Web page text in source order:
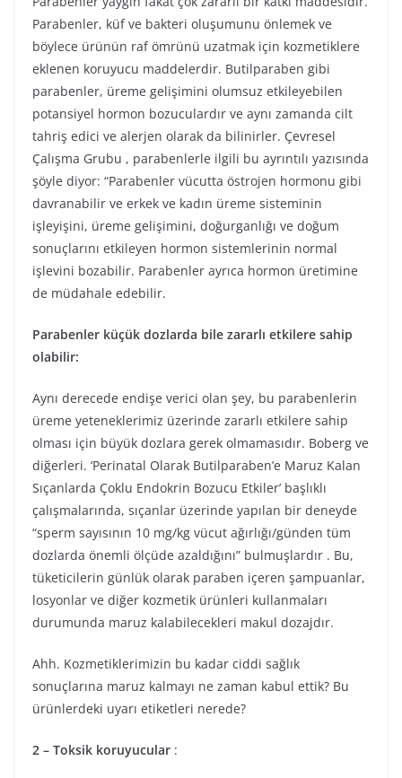
Parabenler, küf ve bakteri oluşumunu önlemek ve
böylece ürünün raf ömrünü uzatmak için kozmetiklere
eklenen koruyucu maddelerdir. Butilparaben gibi
parabenler, üreme gelişimini olumsuz etkileyebilen
potansiyel hormon bozuculardır ve aynı zamanda cilt
tahriş edici ve alerjen olarak da bilinirler. Çevresel
Çalışma Grubu , parabenlerle ilgili bu ayrıntılı yazısında
şöyle diyor: “Parabenler vücutta östrojen hormonu gibi
davranabilir ve erkek ve kadın üreme sisteminin
işleyişini, üreme gelişimini, doğurganlığı ve doğum
sonuçlarını etkileyen hormon sistemlerinin normal
işlevini bozabilir. Parabenler ayrıca hormon üretimine
de müdahale edebilir.
Parabenler küçük dozlarda bile zararlı etkilere sahip
olabilir:
Aynı derecede endişe verici olan şey, bu parabenlerin
üreme yeteneklerimiz üzerinde zararlı etkilere sahip
olması için büyük dozlara gerek olmamasıdır. Boberg ve
diğerleri. ‘Perinatal Olarak Butilparaben’e Maruz Kalan
Sıçanlarda Çoklu Endokrin Bozucu Etkiler’ başlıklı
çalışmalarında, sıçanlar üzerinde yapılan bir deneyde
“sperm sayısının 10 mg/kg vücut ağırlığı/günden tüm
dozlarda önemli ölçüde azaldığını” bulmuşlardır . Bu,
tüketicilerin günlük olarak paraben içeren şampuanlar,
losyonlar ve diğer kozmetik ürünleri kullanmaları
durumunda maruz kalabilecekleri makul dozajdır.
Ahh. Kozmetiklerimizin bu kadar ciddi sağlık
sonuçlarına maruz kalmayı ne zaman kabul ettik? Bu
ürünlerdeki uyarı etiketleri nerede?
2 – Toksik koruyucular :